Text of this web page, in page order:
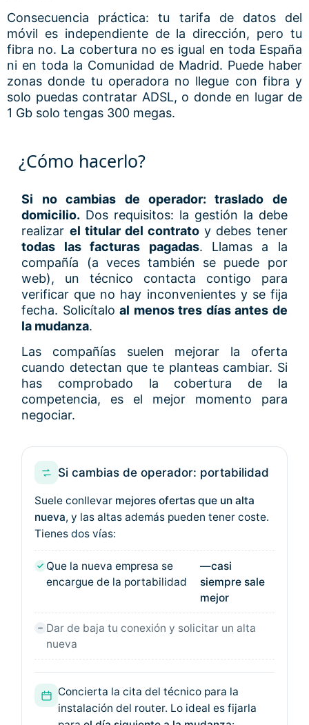
Consecuencia práctica: tu tarifa de datos del
móvil es independiente de la dirección, pero tu
fibra no. La cobertura no es igual en toda España
ni en toda la Comunidad de Madrid. Puede haber
zonas donde tu operadora no llegue con fibra y
solo puedas contratar ADSL, o donde en lugar de
1 Gb solo tengas 300 megas.
¿Cómo hacerlo?
Si no cambias de operador: traslado de
domicilio. Dos requisitos: la gestión la debe
realizar el titular del contrato y debes tener
todas las facturas pagadas. Llamas a la
compañía (a veces también se puede por
web), un técnico contacta contigo para
verificar que no hay inconvenientes y se fija
fecha. Solicítaloal menos tres días antes de
la mudanza.
Las compañías suelen mejorar la oferta
cuando detectan que te planteas cambiar. Si
has comprobado la cobertura de la
competencia, es el mejor momento para
negociar.
Si cambias de operador: portabilidad
Suele conllevar mejores ofertas que un alta
nueva, y las altas además pueden tener coste.
Tienes dos vías:
Que la nueva empresa se
encargue de la portabilidad
—casi
siempre sale
mejor
Dar de baja tu conexión y solicitar un alta
nueva
Concierta la cita del técnico para la
instalación del router. Lo ideal es fijarla